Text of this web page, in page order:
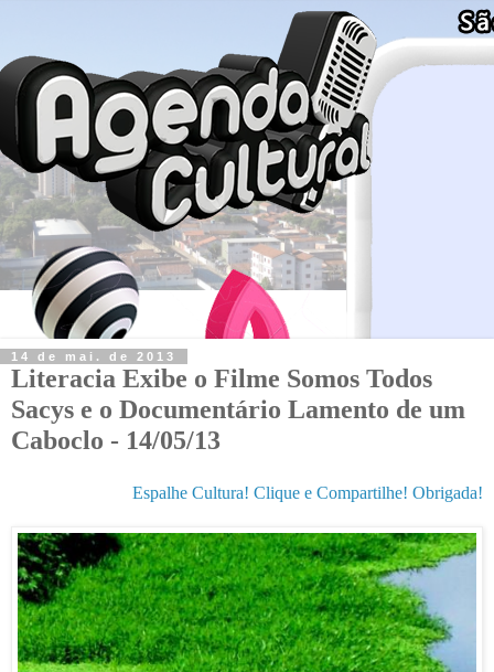
14 de mai. de 2013
Literacia Exibe o Filme Somos Todos
Sacys e o Documentário Lamento de um
Caboclo - 14/05/13
Espalhe Cultura! Clique e Compartilhe! Obrigada!